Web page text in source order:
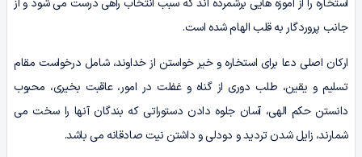
استخاره را از آموزه هایی برشمرده اند که سبب انتخاب راهی درست می شود و از
جانب پروردگار به قلب الهام شده است.
ارکان اصلی دعا برای استخاره و خیر خواستن از خداوند، شامل درخواست مقام
تسلیم و یقین، طلب دوری از گناه و غفلت در امور، عاقبت بخیری، محبوب
دانستن حکم الهی، آسان جلوه دادن دستوراتی که بندگان آنها را سخت می
شمارند، زایل شدن تردید و دودلی و داشتن نیت صادقانه می باشد.